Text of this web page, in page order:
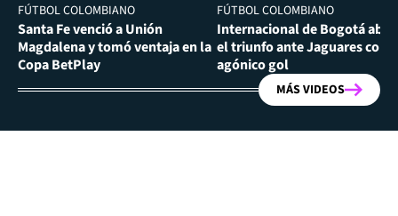
FÚTBOL COLOMBIANO
Santa Fe venció a Unión
Magdalena y tomó ventaja en la
Copa BetPlay
FÚTBOL COLOMBIANO
Internacional de Bogotá
el triunfo ante Jaguares con
agónico gol
MÁS VIDEOS